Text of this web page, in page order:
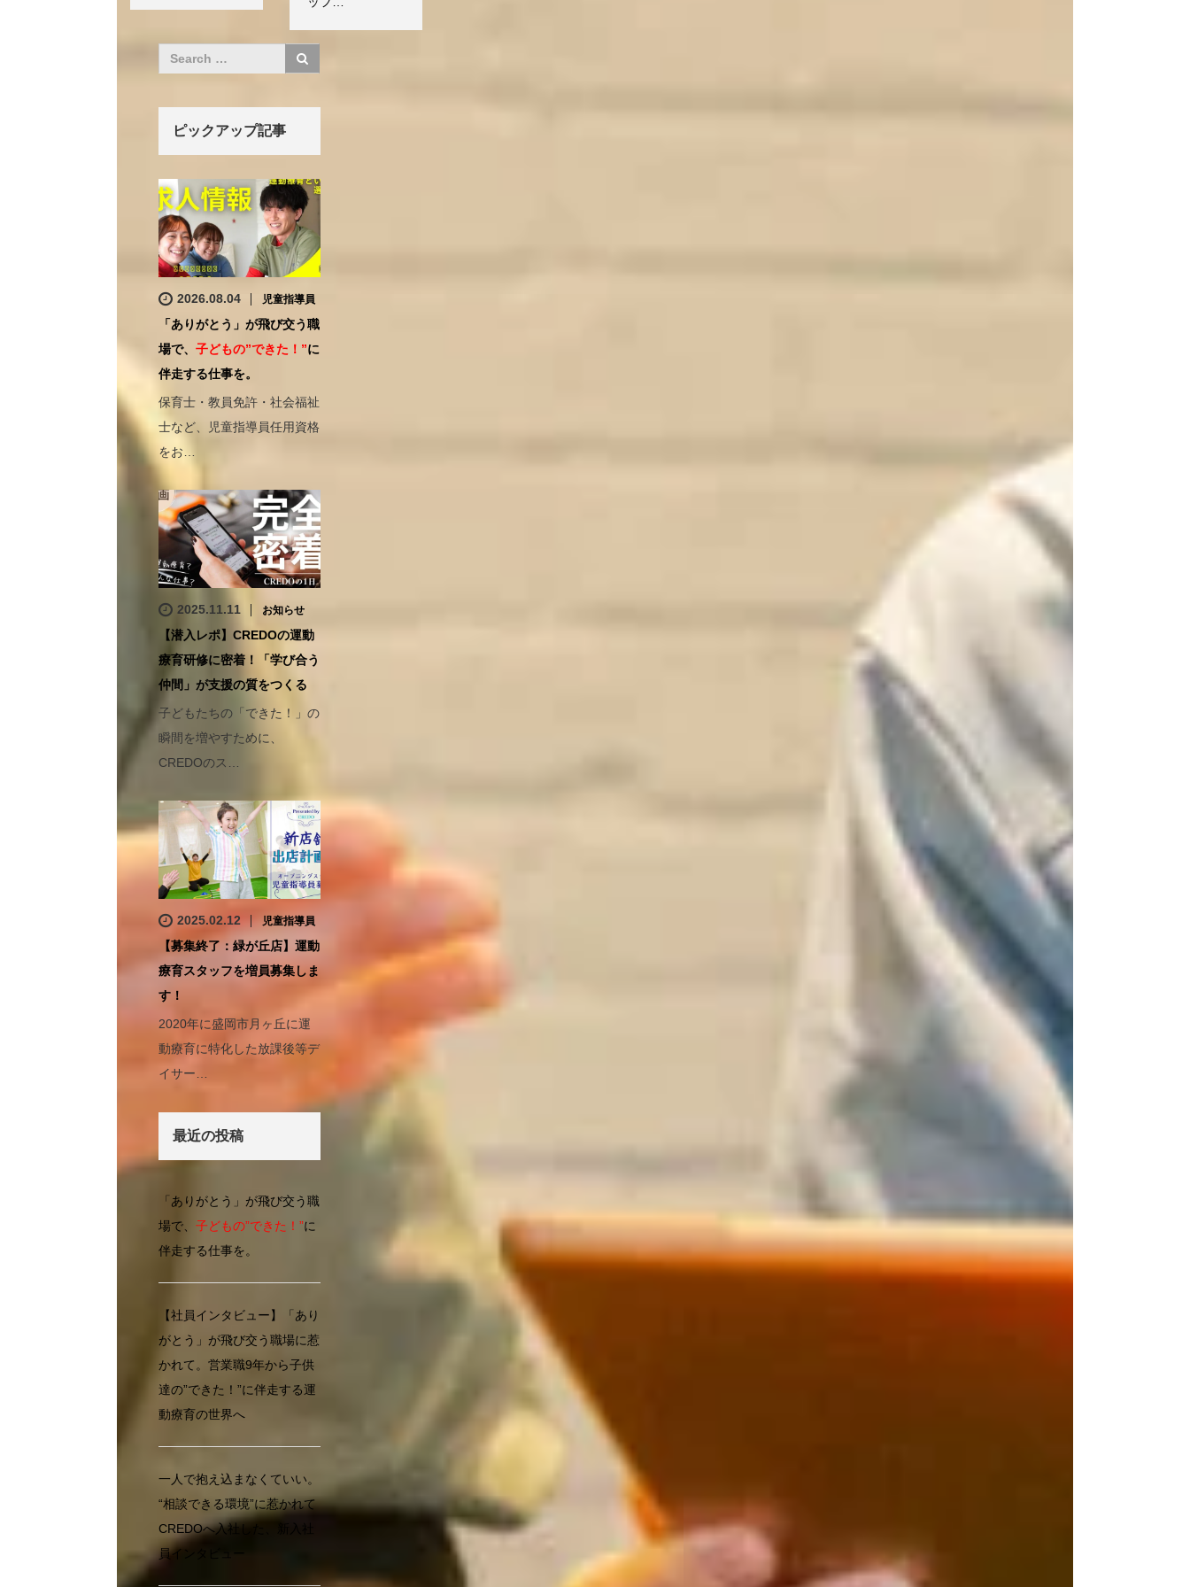
ピックアップ記事
2026.08.04 児童指導員
「ありがとう」が飛び交う職
場で、子どもの”できた！”に
伴走する仕事を。
保育士・教員免許・社会福祉
士など、児童指導員任用資格
をお…
2025.11.11 お知らせ
【潜入レポ】CREDOの運動
療育研修に密着！「学び合う
仲間」が支援の質をつくる
子どもたちの「できた！」の
瞬間を増やすために、
CREDOのス…
2025.02.12 児童指導員
【募集終了：緑が丘店】運動
療育スタッフを増員募集しま
す！
2020年に盛岡市月ヶ丘に運
動療育に特化した放課後等デ
イサー…
最近の投稿
「ありがとう」が飛び交う職
場で、子どもの”できた！”に
伴走する仕事を。
【社員インタビュー】「あり
がとう」が飛び交う職場に惹
かれて。営業職9年から子供
達の”できた！”に伴走する運
動療育の世界へ
一人で抱え込まなくていい。
“相談できる環境”に惹かれて
CREDOへ入社した、新入社
員インタビュー